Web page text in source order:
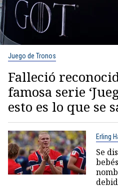
Juego de Tronos
Falleció
famosa serie
esto es lo que se
Erling
Se